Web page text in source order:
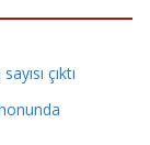
çıktı